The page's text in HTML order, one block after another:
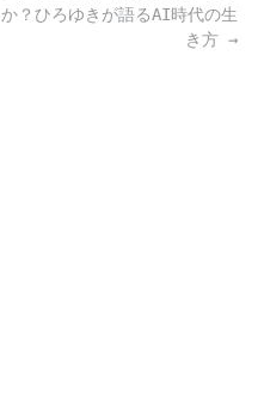
か？ひろゆきが語るAI時代の生
き方 →